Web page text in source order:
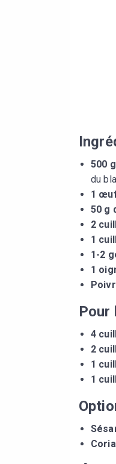
500
du
1
50 g
2
1
1-2
1
Pour
4
2
1
1